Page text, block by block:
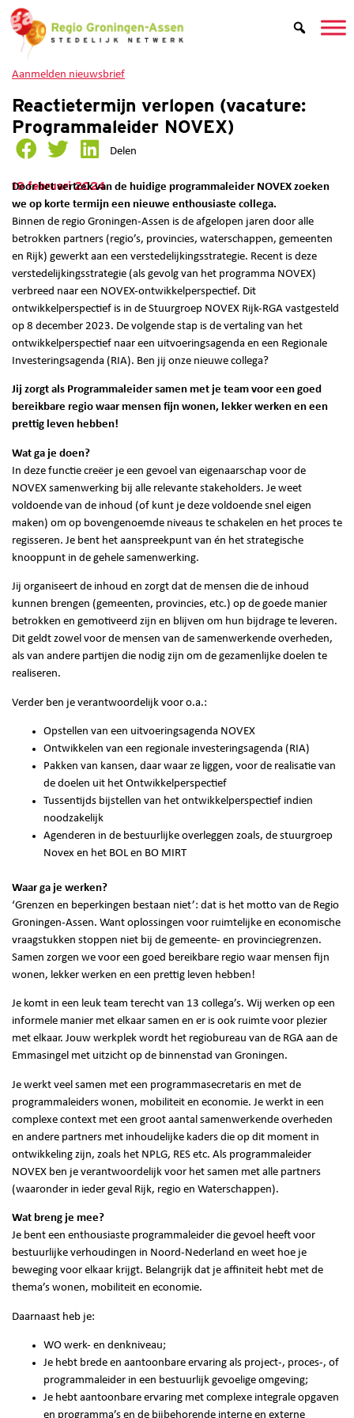
Aanmelden nieuwsbrief
Reactietermijn verlopen (vacature:
Programmaleider NOVEX)
Delen
19 februari 2024
Door het vertrek van de huidige programmaleider NOVEX zoeken
we op korte termijn een nieuwe enthousiaste collega.
Binnen de regio Groningen-Assen is de afgelopen jaren door alle
betrokken partners (regio’s, provincies, waterschappen, gemeenten
en Rijk) gewerkt aan een verstedelijkingsstrategie. Recent is deze
verstedelijkingsstrategie (als gevolg van het programma NOVEX)
verbreed naar een NOVEX-ontwikkelperspectief. Dit
ontwikkelperspectief is in de Stuurgroep NOVEX Rijk-RGA vastgesteld
op 8 december 2023. De volgende stap is de vertaling van het
ontwikkelperspectief naar een uitvoeringsagenda en een Regionale
Investeringsagenda (RIA). Ben jij onze nieuwe collega?
Jij zorgt als Programmaleider samen met je team voor een goed
bereikbare regio waar mensen fijn wonen, lekker werken en een
prettig leven hebben!
Wat ga je doen?
In deze functie creëer je een gevoel van eigenaarschap voor de
NOVEX samenwerking bij alle relevante stakeholders. Je weet
voldoende van de inhoud (of kunt je deze voldoende snel eigen
maken) om op bovengenoemde niveaus te schakelen en het proces te
regisseren. Je bent het aanspreekpunt van én het strategische
knooppunt in de gehele samenwerking.
Jij organiseert de inhoud en zorgt dat de mensen die de inhoud
kunnen brengen (gemeenten, provincies, etc.) op de goede manier
betrokken en gemotiveerd zijn en blijven om hun bijdrage te leveren.
Dit geldt zowel voor de mensen van de samenwerkende overheden,
als van andere partijen die nodig zijn om de gezamenlijke doelen te
realiseren.
Verder ben je verantwoordelijk voor o.a.:
Opstellen van een uitvoeringsagenda NOVEX
Ontwikkelen van een regionale investeringsagenda (RIA)
Pakken van kansen, daar waar ze liggen, voor de realisatie van
de doelen uit het Ontwikkelperspectief
Tussentijds bijstellen van het ontwikkelperspectief indien
noodzakelijk
Agenderen in de bestuurlijke overleggen zoals, de stuurgroep
Novex en het BOL en BO MIRT
Waar ga je werken?
‘Grenzen en beperkingen bestaan niet’: dat is het motto van de Regio
Groningen-Assen. Want oplossingen voor ruimtelijke en economische
vraagstukken stoppen niet bij de gemeente- en provinciegrenzen.
Samen zorgen we voor een goed bereikbare regio waar mensen fijn
wonen, lekker werken en een prettig leven hebben!
Je komt in een leuk team terecht van 13 collega’s. Wij werken op een
informele manier met elkaar samen en er is ook ruimte voor plezier
met elkaar. Jouw werkplek wordt het regiobureau van de RGA aan de
Emmasingel met uitzicht op de binnenstad van Groningen.
Je werkt veel samen met een programmasecretaris en met de
programmaleiders wonen, mobiliteit en economie. Je werkt in een
complexe context met een groot aantal samenwerkende overheden
en andere partners met inhoudelijke kaders die op dit moment in
ontwikkeling zijn, zoals het NPLG, RES etc. Als programmaleider
NOVEX ben je verantwoordelijk voor het samen met alle partners
(waaronder in ieder geval Rijk, regio en Waterschappen).
Wat breng je mee?
Je bent een enthousiaste programmaleider die gevoel heeft voor
bestuurlijke verhoudingen in Noord-Nederland en weet hoe je
beweging voor elkaar krijgt. Belangrijk dat je affiniteit hebt met de
thema’s wonen, mobiliteit en economie.
Daarnaast heb je:
WO werk- en denkniveau;
Je hebt brede en aantoonbare ervaring als project-, proces-, of
programmaleider in een bestuurlijk gevoelige omgeving;
Je hebt aantoonbare ervaring met complexe integrale opgaven
en programma’s en de bijbehorende interne en externe